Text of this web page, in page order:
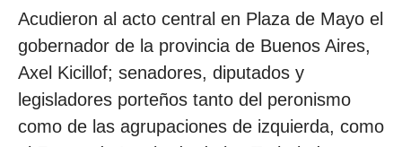
Acudieron al acto central en Plaza de Mayo el
gobernador de la provincia de Buenos Aires,
Axel Kicillof; senadores, diputados y
legisladores porteños tanto del peronismo
como de las agrupaciones de izquierda, como